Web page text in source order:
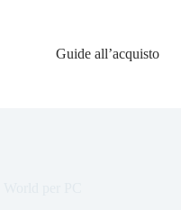
Guide all’acquisto